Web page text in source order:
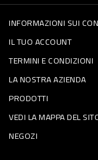
ACCESSORI
PET
FOOD
FRESCHI
PRONTI
INFORMAZIONI SUI
IL TUO ACCOUNT
TERMINI E CONDIZIONI
LA NOSTRA AZIENDA
PRODOTTI
VEDI LA MAPPA DEL
NEGOZI